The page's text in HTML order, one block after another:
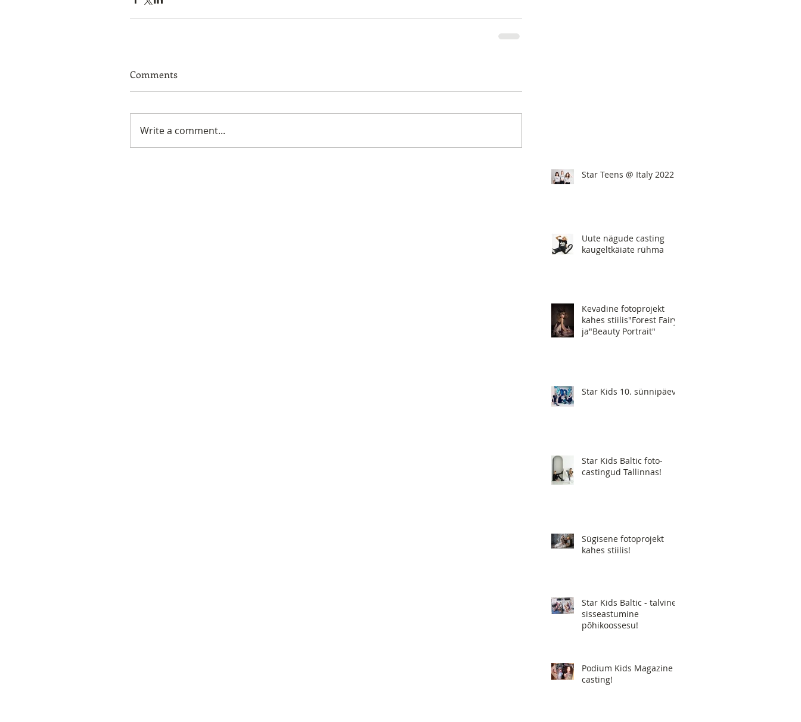
Comments
Write a comment...
Star Teens @ Italy 2022
Uute nägude casting
kaugeltkäiate rühma
Kevadine fotoprojekt
kahes stiilis"Forest Fairy"
ja"Beauty Portrait"
Star Kids 10. sünnipäev!
Star Kids Baltic foto-
castingud Tallinnas!
Sügisene fotoprojekt
kahes stiilis!
Star Kids Baltic - talvine
sisseastumine
põhikoossesu!
Podium Kids Magazine -
casting!